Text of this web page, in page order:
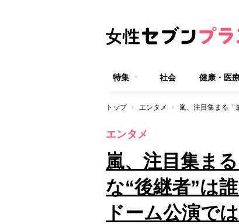
特集 社会 健康・医
トップ エンタメ
エンタメ
嵐、注目集ま
な“後継者”は
ドーム公演で